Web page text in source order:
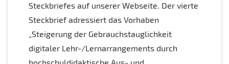
Steckbriefes auf unserer Webseite. Der vierte
Steckbrief adressiert das Vorhaben
„Steigerung der Gebrauchstauglichkeit
digitaler Lehr-/Lernarrangements durch